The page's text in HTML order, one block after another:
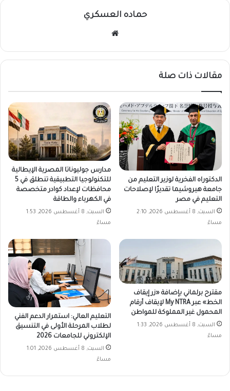
حماده العسكري
مقالات ذات صلة
الدكتوراه الفخرية لوزير التعليم من
جامعة هيروشيما تقديرًا لإصلاحات
التعليم في مصر
السبت, 8 أغسطس 2026, 2:10
مساءً
مدارس جوليوناتا المصرية الإيطالية
للتكنولوجيا التطبيقية تنطلق في 5
محافظات لإعداد كوادر متخصصة
في الكهرباء والطاقة
السبت, 8 أغسطس 2026, 1:53
مساءً
مقترح برلماني بإضافة «زر إيقاف
الخط» عبر My NTRA لإيقاف أرقام
المحمول غير المملوكة للمواطن
السبت, 8 أغسطس 2026, 1:33
مساءً
التعليم العالي: استمرار الدعم الفني
لطلاب المرحلة الأولى في التنسيق
الإلكتروني للجامعات 2026
السبت, 8 أغسطس 2026, 1:01
مساءً